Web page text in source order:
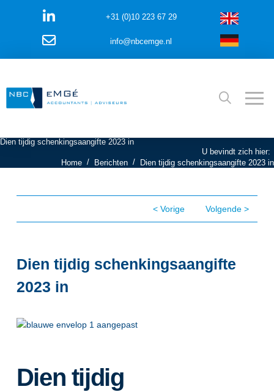
+31 (0)10 223 67 29
info@nbcemge.nl
Dien tijdig schenkingsaangifte 2023 in
U bevindt zich hier:
Home / Berichten / Dien tijdig schenkingsaangifte 2023 in
< Vorige Volgende >
Dien tijdig schenkingsaangifte
2023 in
Dien tijdig